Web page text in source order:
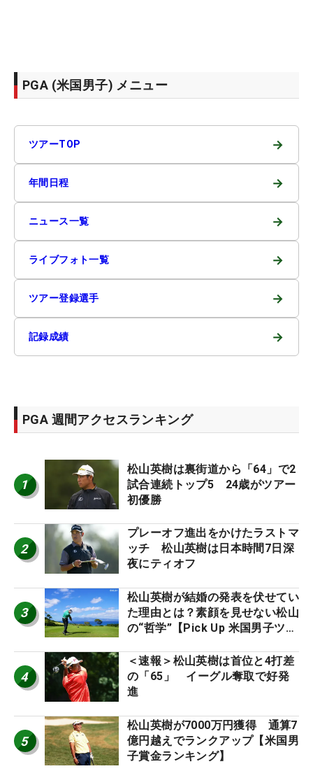
PGA (米国男子) メニュー
ツアーTOP →
年間日程 →
ニュース一覧 →
ライブフォト一覧 →
ツアー登録選手 →
記録成績 →
PGA 週間アクセスランキング
1
松山英樹は裏街道から「64」で2
試合連続トップ5 24歳がツアー
初優勝
2
プレーオフ進出をかけたラストマ
ッチ 松山英樹は日本時間7日深
夜にティオフ
3
松山英樹が結婚の発表を伏せてい
た理由とは？素顔を見せない松山
の“哲学”【Pick Up 米国男子ツア
4
＜速報＞松山英樹は首位と4打差
の「65」 イーグル奪取で好発
進
5
松山英樹が7000万円獲得 通算7
億円越えでランクアップ【米国男
子賞金ランキング】